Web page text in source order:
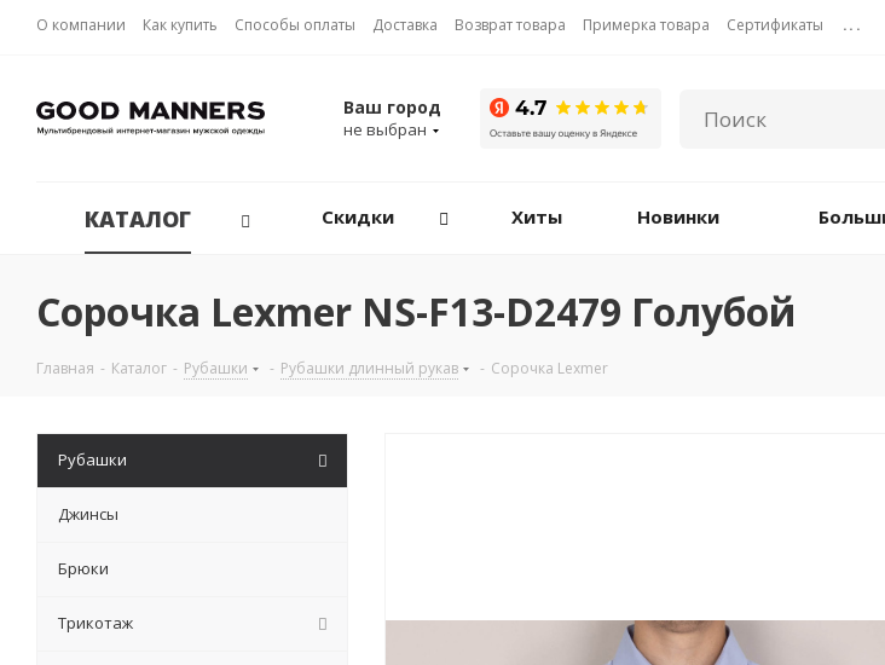
О компании Как купить Способы оплаты Доставка Возврат товара Примерка товара Сертификаты ...
Ваш город
не выбран
КАТАЛОГ Скидки Хиты Новинки
Сорочка Lexmer NS-F13-D2479 Голубой
Главная - Каталог - Рубашки - Рубашки длинный рукав - Сорочка Lexmer
Рубашки
Джинсы
Брюки
Трикотаж